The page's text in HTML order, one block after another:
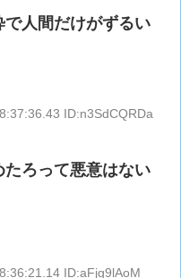
人間だけがずるい
ID:n3SdCQRDa
ろって悪意はない
ID:aFjg9lAoM